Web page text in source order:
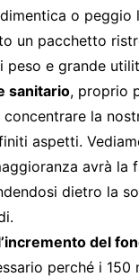
o peggio
un pacchetto
peso e grande
sanitario, proprio
la
aspetti.
avrà la
dietro la
del
perché i 150